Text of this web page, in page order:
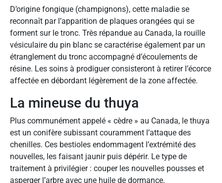
D’origine fongique (champignons), cette maladie se
reconnaît par l’apparition de plaques orangées qui se
forment sur le tronc. Très répandue au Canada, la rouille
vésiculaire du pin blanc se caractérise également par un
étranglement du tronc accompagné d’écoulements de
résine. Les soins à prodiguer consisteront à retirer l’écorce
affectée en débordant légèrement de la zone affectée.
La mineuse du thuya
Plus communément appelé « cèdre » au Canada, le thuya
est un conifère subissant couramment l’attaque des
chenilles. Ces bestioles endommagent l’extrémité des
nouvelles, les faisant jaunir puis dépérir. Le type de
traitement à privilégier : couper les nouvelles pousses et
asperger l’arbre avec une huile de dormance.